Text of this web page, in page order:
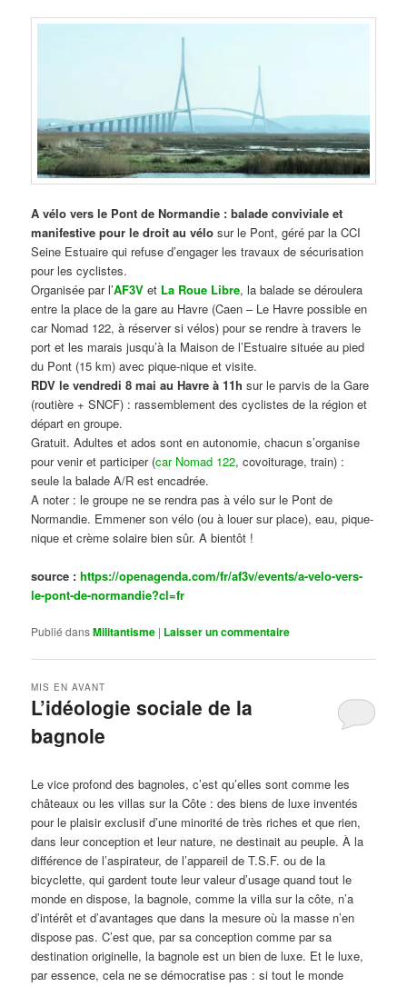
A vélo vers le Pont de Normandie : balade conviviale et
manifestive pour le droit au vélo sur le Pont, géré par la CCI
Seine Estuaire qui refuse d’engager les travaux de sécurisation
pour les cyclistes.
Organisée par l’AF3V et La Roue Libre, la balade se déroulera
entre la place de la gare au Havre (Caen – Le Havre possible en
car Nomad 122, à réserver si vélos) pour se rendre à travers le
port et les marais jusqu’à la Maison de l’Estuaire située au pied
du Pont (15 km) avec pique-nique et visite.
RDV le vendredi 8 mai au Havre à 11h sur le parvis de la Gare
(routière + SNCF) : rassemblement des cyclistes de la région et
départ en groupe.
Gratuit. Adultes et ados sont en autonomie, chacun s’organise
pour venir et participer (car Nomad 122, covoiturage, train) :
seule la balade A/R est encadrée.
A noter : le groupe ne se rendra pas à vélo sur le Pont de
Normandie. Emmener son vélo (ou à louer sur place), eau, pique-
nique et crème solaire bien sûr. A bientôt !
source :https://openagenda.com/fr/af3v/events/a-velo-vers-
le-pont-de-normandie?cl=fr
Publié dansMilitantisme | Laisser un commentaire
L’idéologie sociale de la
bagnole
MIS EN AVANT
Le vice profond des bagnoles, c’est qu’elles sont comme les
châteaux ou les villas sur la Côte : des biens de luxe inventés
pour le plaisir exclusif d’une minorité de très riches et que rien,
dans leur conception et leur nature, ne destinait au peuple. À la
différence de l’aspirateur, de l’appareil de T.S.F. ou de la
bicyclette, qui gardent toute leur valeur d’usage quand tout le
monde en dispose, la bagnole, comme la villa sur la côte, n’a
d’intérêt et d’avantages que dans la mesure où la masse n’en
dispose pas. C’est que, par sa conception comme par sa
destination originelle, la bagnole est un bien de luxe. Et le luxe,
par essence, cela ne se démocratise pas : si tout le monde